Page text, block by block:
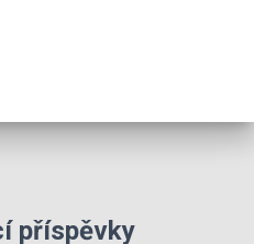
příspěvky